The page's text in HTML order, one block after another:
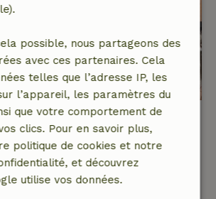
à Zuidveld
de Zwiggelte
3 Chambres à coucher
possible, nous partageons des
avec ces partenaires. Cela
telles que l’adresse IP, les
l’appareil, les paramètres du
que votre comportement de
clics. Pour en savoir plus,
politique de cookies et notre
et découvrez
utilise vos données.